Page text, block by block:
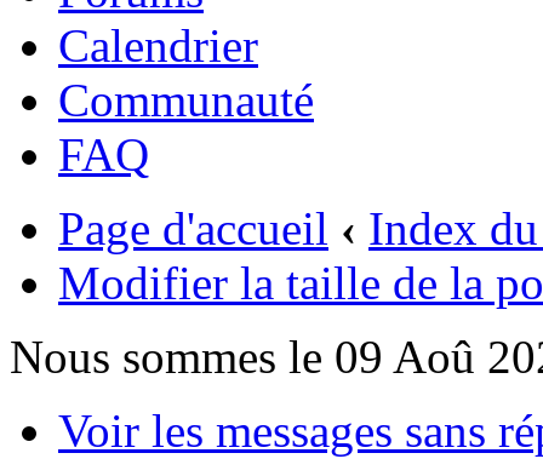
Calendrier
Communauté
FAQ
Page d'accueil ‹ Index
Modifier la taille de la
Nous sommes le 09 Aoû
Voir les messages sans